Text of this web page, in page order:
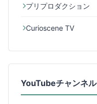
プリプロダクション
Curioscene TV
YouTubeチャンネル